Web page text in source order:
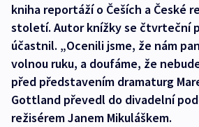
kniha reportáží o Češích a České
století. Autor knížky se čtvrteční
účastnil. „Ocenili jsme, že nám
volnou ruku, a doufáme, že
před představením dramaturg
Gottland převedl do divadelní
režisérem Janem Mikuláškem.